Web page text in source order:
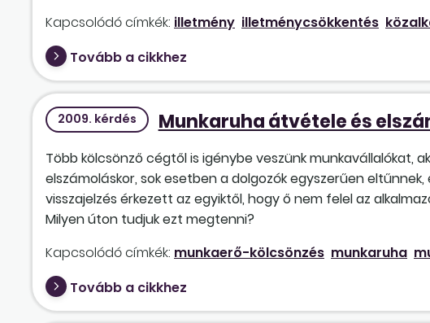
Kapcsolódó címkék: illetmény illetménycsökkentés
Tovább a cikkhez
2009. kérdés Munkaruha átvétele és
Több kölcsönző cégtől is igénybe veszünk munkavállalókat,
elszámoláskor, sok esetben a dolgozók egyszerűen
visszajelzés érkezett az egyiktől, hogy ő nem felel az
Milyen úton tudjuk ezt megtenni?
Kapcsolódó címkék: munkaerő-kölcsönzés munkaruha
Tovább a cikkhez